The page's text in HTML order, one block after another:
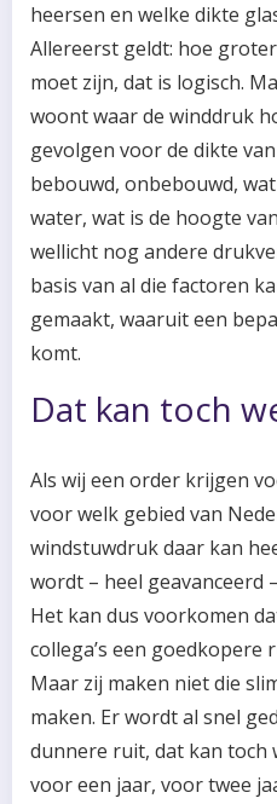
heersen en welke dikte
Allereerst geldt: hoe
moet zijn, dat is logisch.
woont waar de winddruk
gevolgen voor de dikte
bebouwd, onbebouwd,
water, wat is de hoogte
wellicht nog andere
basis van al die factoren
gemaakt, waaruit een
komt.
Dat kan toch
Als wij een order krijgen
voor welk gebied van
windstuwdruk daar kan
wordt – heel geavanceerd
Het kan dus voorkomen
collega’s een
Maar zij maken niet die
maken. Er wordt al snel
dunnere ruit, dat kan toch
voor een jaar, voor twee